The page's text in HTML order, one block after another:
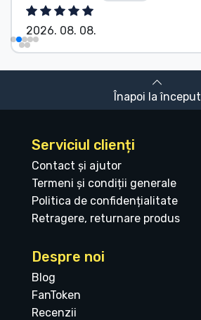
2026. 08. 08.
Înapoi la început
Serviciul clienți
Contact și ajutor
Termeni și condiții generale
Politica de confidențialitate
Retragere, returnare produs
Despre noi
Blog
FanToken
Recenzii